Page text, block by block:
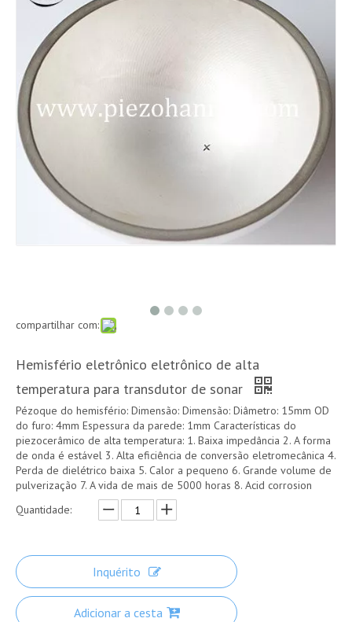
compartilhar com:
Hemisfério eletrônico eletrônico de alta
temperatura para transdutor de sonar
Pézoque do hemisfério: Dimensão: Dimensão: Diâmetro: 15mm OD
do furo: 4mm Espessura da parede: 1mm Características do
piezocerâmico de alta temperatura: 1. Baixa impedância 2. A forma
de onda é estável 3. Alta eficiência de conversão eletromecânica 4.
Perda de dielétrico baixa 5. Calor a pequeno 6. Grande volume de
pulverização 7. A vida de mais de 5000 horas 8. Acid corrosion
Quantidade:
Inquérito
Adicionar a cesta